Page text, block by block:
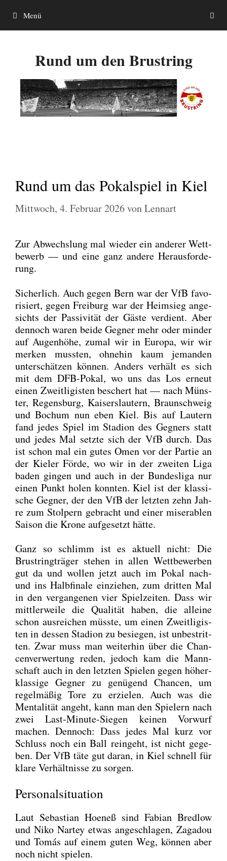
Inhalt
springen
Menü
Rund um den Brustring
Rund um das Pokalspiel in Kiel
Mittwoch, 4. Februar 2026vonLennart
Zur Abwechs­lung mal wie­der ein ande­rer Wett­
be­werb — und eine ganz ande­re Her­aus­for­de­
rung.
Sicher­lich. Auch gegen Bern war der VfB favo­
ri­siert, gegen Frei­burg war der Heim­sieg ange­
sichts der Pas­si­vi­tät der Gäs­te ver­dient. Aber
den­noch waren bei­de Geg­ner mehr oder min­der
auf Augen­hö­he, zumal wir in Euro­pa, wir wir
mer­ken muss­ten, ohne­hin kaum jeman­den
unter­schät­zen kön­nen. Anders ver­hält es sich
mit dem DFB-Pokal, wo uns das Los erneut
einen Zweit­li­gis­ten beschert hat — nach Müns­
ter, Regens­burg, Kai­sers­lau­tern, Braun­schweig
und Bochum nun eben Kiel. Bis auf Lau­tern
fand jedes Spiel im Sta­di­on des Geg­ners statt
und jedes Mal setz­te sich der VfB durch. Das
ist schon mal ein gutes Omen vor der Par­tie an
der Kie­ler För­de, wo wir in der zwei­ten Liga
baden gin­gen und auch in der Bun­des­li­ga nur
einen Punkt holen konn­ten. Kiel ist der klas­si­
sche Geg­ner, der den VfB der letz­ten zehn Jah­
re zum Stol­pern gebracht und einer mise­ra­blen
Sai­son die Kro­ne auf­ge­setzt hät­te.
Ganz so schlimm ist es aktu­ell nicht: Die
Brust­ring­trä­ger ste­hen in allen Wett­be­wer­ben
gut da und wol­len jetzt auch im Pokal nach-
und ins Halb­fi­na­le ein­zie­hen, zum drit­ten Mal
in den ver­gan­ge­nen vier Spiel­zei­ten. Dass wir
mitt­ler­wei­le die Qua­li­tät haben, die allei­ne
schon aus­rei­chen müss­te, um einen Zweit­li­gis­
ten in des­sen Sta­di­on zu besie­gen, ist unbe­strit­
ten. Zwar muss man wei­ter­hin über die Chan­
cen­ver­wer­tung reden, jedoch kam die Mann­
schaft auch in den letz­ten Spie­len gegen höher­
klas­si­ge Geg­ner zu genü­gend Chan­cen, um
regel­mä­ßig Tore zu erzie­len. Auch was die
Men­ta­li­tät angeht, kann man den Spie­lern nach
zwei Last-Minu­te-Sie­gen kei­nen Vor­wurf
machen. Den­noch: Dass jedes Mal kurz vor
Schluss noch ein Ball rein­geht, ist nicht gege­
ben. Der VfB täte gut dar­an, in Kiel schnell für
kla­re Ver­hält­nis­se zu sor­gen.
Personalsituation
Laut Sebas­ti­an Hoe­neß sind Fabi­an Bred­low
und Niko Nar­tey etwas ange­schla­gen, Zag­adou
und Tomás auf einem guten Weg, kön­nen aber
noch nicht spie­len.